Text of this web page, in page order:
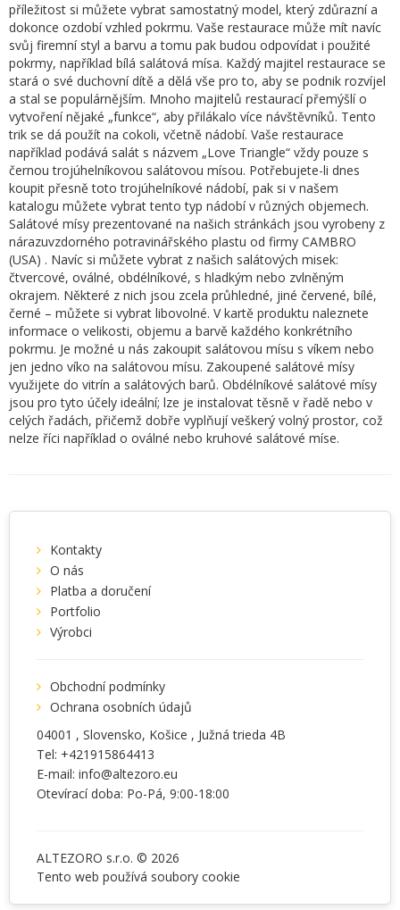
příležitost si můžete vybrat samostatný model, který zdůrazní a
dokonce ozdobí vzhled pokrmu. Vaše restaurace může mít navíc
svůj firemní styl a barvu a tomu pak budou odpovídat i použité
pokrmy, například bílá salátová mísa. Každý majitel restaurace se
stará o své duchovní dítě a dělá vše pro to, aby se podnik rozvíjel
a stal se populárnějším. Mnoho majitelů restaurací přemýšlí o
vytvoření nějaké „funkce“, aby přilákalo více návštěvníků. Tento
trik se dá použít na cokoli, včetně nádobí. Vaše restaurace
například podává salát s názvem „Love Triangle“ vždy pouze s
černou trojúhelníkovou salátovou mísou. Potřebujete-li dnes
koupit přesně toto trojúhelníkové nádobí, pak si v našem
katalogu můžete vybrat tento typ nádobí v různých objemech.
Salátové mísy prezentované na našich stránkách jsou vyrobeny z
nárazuvzdorného potravinářského plastu od firmy CAMBRO
(USA) . Navíc si můžete vybrat z našich salátových misek:
čtvercové, oválné, obdélníkové, s hladkým nebo zvlněným
okrajem. Některé z nich jsou zcela průhledné, jiné červené, bílé,
černé – můžete si vybrat libovolné. V kartě produktu naleznete
informace o velikosti, objemu a barvě každého konkrétního
pokrmu. Je možné u nás zakoupit salátovou mísu s víkem nebo
jen jedno víko na salátovou mísu. Zakoupené salátové mísy
využijete do vitrín a salátových barů. Obdélníkové salátové mísy
jsou pro tyto účely ideální; lze je instalovat těsně v řadě nebo v
celých řadách, přičemž dobře vyplňují veškerý volný prostor, což
nelze říci například o oválné nebo kruhové salátové míse.
Kontakty
O nás
Platba a doručení
Portfolio
Výrobci
Obchodní podmínky
Ochrana osobních údajů
04001 , Slovensko, Košice , Južná trieda 4B
Tel: +421915864413
E-mail: info@altezoro.eu
Otevírací doba: Po-Pá, 9:00-18:00
ALTEZORO s.r.o. © 2026
Tento web používá soubory cookie